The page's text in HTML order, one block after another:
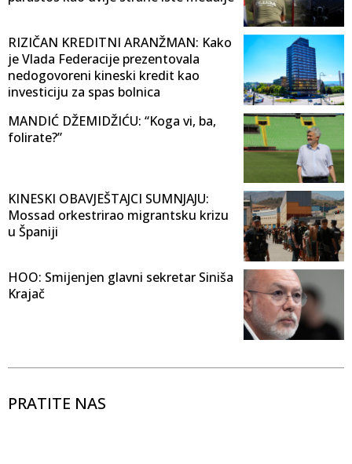
RIZIČAN KREDITNI ARANŽMAN: Kako
je Vlada Federacije prezentovala
nedogovoreni kineski kredit kao
investiciju za spas bolnica
MANDIĆ DŽEMIDŽIĆU: “Koga vi, ba,
folirate?”
KINESKI OBAVJEŠTAJCI SUMNJAJU:
Mossad orkestrirao migrantsku krizu
u Španiji
HOO: Smijenjen glavni sekretar Siniša
Krajač
PRATITE NAS